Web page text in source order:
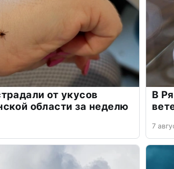
от укусов
области за неделю
В
7